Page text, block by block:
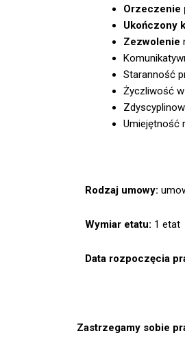
Orzeczenie
Ukończony
Zezwolenie
Staranność
Życzliwość
Umiejętność
Rodzaj umowy:
Wymiar etatu: 1 etat
Data rozpoczęcia
Zastrzegamy sobie